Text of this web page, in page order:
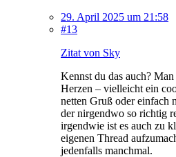
29. April 2025 um 21:58
#13
Zitat von Sky
Kennst du das auch?
Herzen – vielleicht ein
netten Gruß oder einfach
der nirgendwo so richtig
irgendwie ist es auch zu
eigenen Thread
jedenfalls manchmal.